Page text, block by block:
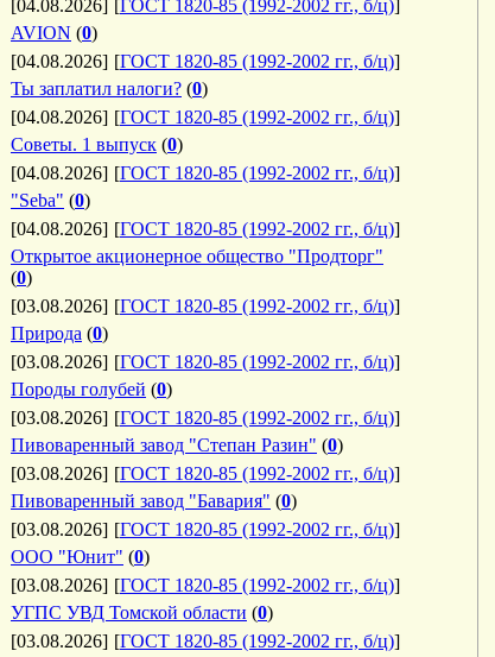
[04.08.2026] [ГОСТ 1820-85 (1992-2002 гг., б/ц)]
AVION (0)
[04.08.2026] [ГОСТ 1820-85 (1992-2002 гг., б/ц)]
Ты заплатил налоги? (0)
[04.08.2026] [ГОСТ 1820-85 (1992-2002 гг., б/ц)]
Советы. 1 выпуск (0)
[04.08.2026] [ГОСТ 1820-85 (1992-2002 гг., б/ц)]
"Seba" (0)
[04.08.2026] [ГОСТ 1820-85 (1992-2002 гг., б/ц)]
Открытое акционерное общество "Продторг"
(0)
[03.08.2026] [ГОСТ 1820-85 (1992-2002 гг., б/ц)]
Природа (0)
[03.08.2026] [ГОСТ 1820-85 (1992-2002 гг., б/ц)]
Породы голубей (0)
[03.08.2026] [ГОСТ 1820-85 (1992-2002 гг., б/ц)]
Пивоваренный завод "Степан Разин" (0)
[03.08.2026] [ГОСТ 1820-85 (1992-2002 гг., б/ц)]
Пивоваренный завод "Бавария" (0)
[03.08.2026] [ГОСТ 1820-85 (1992-2002 гг., б/ц)]
ООО "Юнит" (0)
[03.08.2026] [ГОСТ 1820-85 (1992-2002 гг., б/ц)]
УГПС УВД Томской области (0)
[03.08.2026] [ГОСТ 1820-85 (1992-2002 гг., б/ц)]